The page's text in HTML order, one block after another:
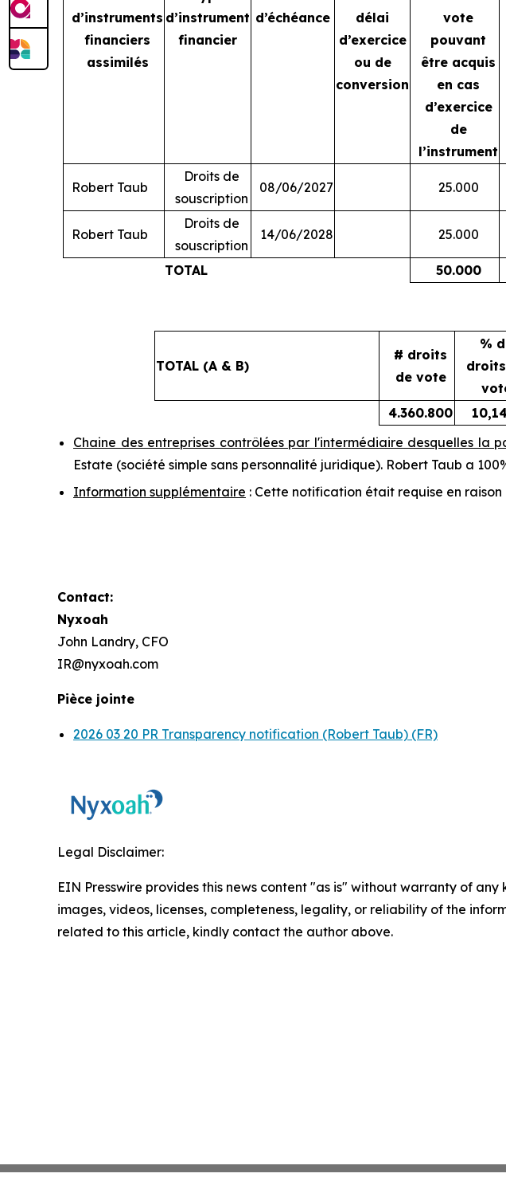
d’instruments
financiers
assimilés
d’instrument
financier
d’échéance
délai
d’exercice
ou de
conversion
vote
pouvant
être acquis
en cas
d’exercice
de
l’instrument
Robert Taub
Droits de
souscription
08/06/2027 25.000
Robert Taub
Droits de
souscription
14/06/2028 25.000
TOTAL 50.000
TOTAL (A & B)
# droits
de vote
%
4.360.800
Chaine des entreprises contrôlées par l'intermédiaire desquelles la
Estate (société simple sans personnalité juridique). Robert Taub a
Information supplémentaire : Cette notification était requise en
Contact:
Nyxoah
John Landry, CFO
IR@nyxoah.com
Pièce jointe
2026 03 20 PR Transparency notification (Robert Taub) (FR)
Legal Disclaimer:
EIN Presswire provides this news content "as is" without warranty of
images, videos, licenses, completeness, legality, or reliability of the
related to this article, kindly contact the author above.